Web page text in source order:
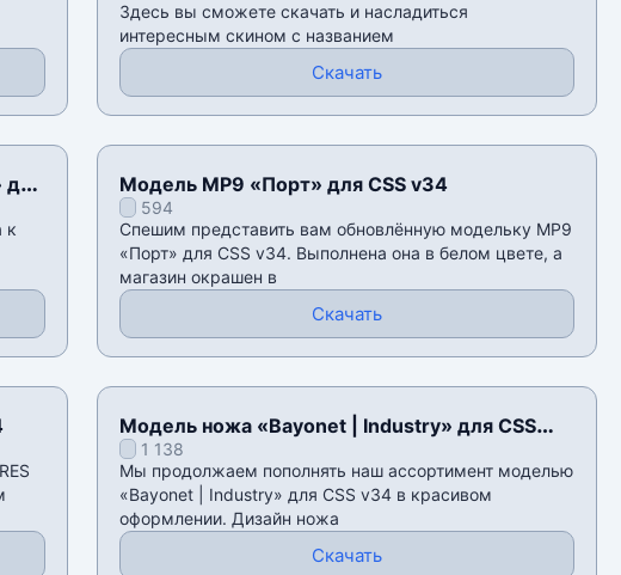
Здесь вы сможете скачать и насладиться
интересным скином с названием
Скачать
к
Модель MP9 «Порт» для CSS v34
594
Спешим представить вам обновлённую модельку MP9
«Порт» для CSS v34. Выполнена она в белом цвете, а
магазин окрашен в
Скачать
Модель ножа «Bayonet | Industry» для CSS
v341 138
Мы продолжаем пополнять наш ассортимент моделью
«Bayonet | Industry» для CSS v34 в красивом
оформлении. Дизайн ножа
Скачать